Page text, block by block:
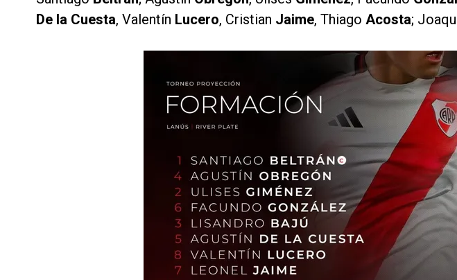
De la Cuesta, Valentín Lucero, Cristian Jaime, Thiago Acosta;